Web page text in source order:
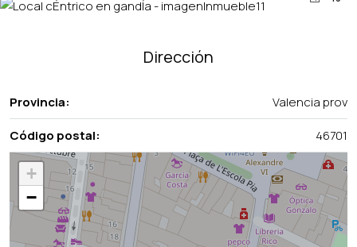
Dirección
Provincia:
Valencia prov
Código postal:
46701
+
−